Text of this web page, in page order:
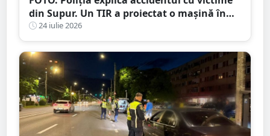
din Supur. Un TIR a proiectat o mașină în
șanț24 iulie 2026